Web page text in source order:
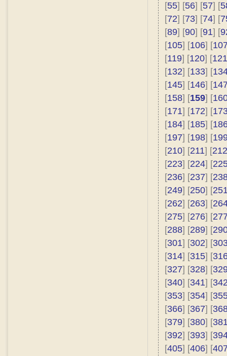
[55] [56] [57] [
[72] [73] [74] [
[89] [90] [91] [
[105] [106] [
[119] [120] [121
[132] [133] [
[145] [146] [
[158] [159] [
[171] [172] [
[184] [185] [
[197] [198] [
[210] [211] [212
[223] [224] [
[236] [237] [
[249] [250] [
[262] [263] [
[275] [276] [
[288] [289] [
[301] [302] [
[314] [315] [
[327] [328] [
[340] [341] [
[353] [354] [
[366] [367] [
[379] [380] [
[392] [393] [
[405] [406] [